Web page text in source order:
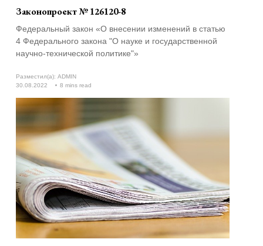
Законопроект № 126120-8
Федеральный закон «О внесении изменений в статью
4 Федерального закона "О науке и государственной
научно-технической политике"»
Разместил(а): ADMIN
30.08.2022
8 mins read